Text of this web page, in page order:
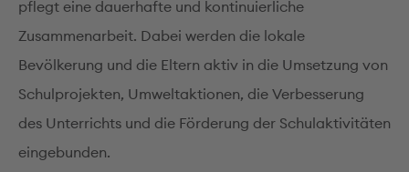
pflegt eine dauerhafte und kontinuierliche
Zusammenarbeit. Dabei werden die lokale
Bevölkerung und die Eltern aktiv in die Umsetzung von
Schulprojekten, Umweltaktionen, die Verbesserung
des Unterrichts und die Förderung der Schulaktivitäten
eingebunden.